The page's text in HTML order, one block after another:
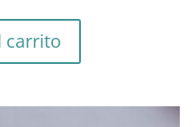
carrito